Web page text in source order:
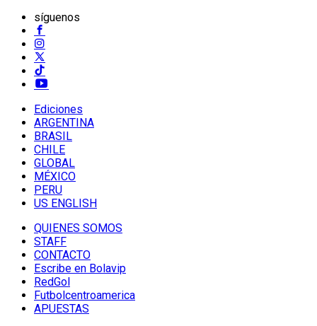
síguenos
Ediciones
ARGENTINA
BRASIL
CHILE
GLOBAL
MÉXICO
PERU
US ENGLISH
QUIENES SOMOS
STAFF
CONTACTO
Escribe en Bolavip
RedGol
Futbolcentroamerica
APUESTAS